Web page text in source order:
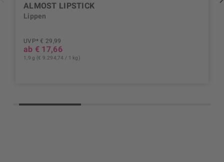
ALMOST LIPSTICK
Lippen
UVP* € 29,99
ab € 17,66
1,9 g (€ 9.294,74 / 1 kg)